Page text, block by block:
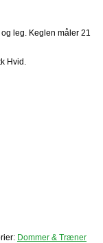
leg. Keglen måler 21
Hvid.
Dommer & Træner